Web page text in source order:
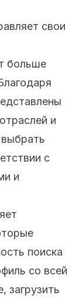
свои
больше
и
с
и
поиска
со всей
загрузить